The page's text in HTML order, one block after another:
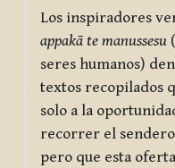
Los inspiradores
appakā te manussesu
seres humanos)
textos recopilados
solo a la
recorrer el
pero que esta